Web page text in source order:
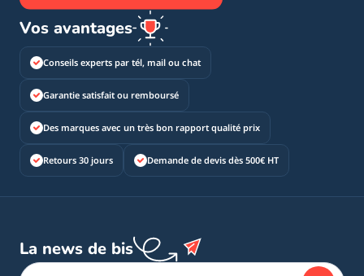
Vos avantages
Conseils experts par tél, mail ou chat
Garantie satisfait ou remboursé
Des marques avec un très bon rapport qualité prix
Retours 30 jours Demande de devis dès 500€ HT
La news de bis